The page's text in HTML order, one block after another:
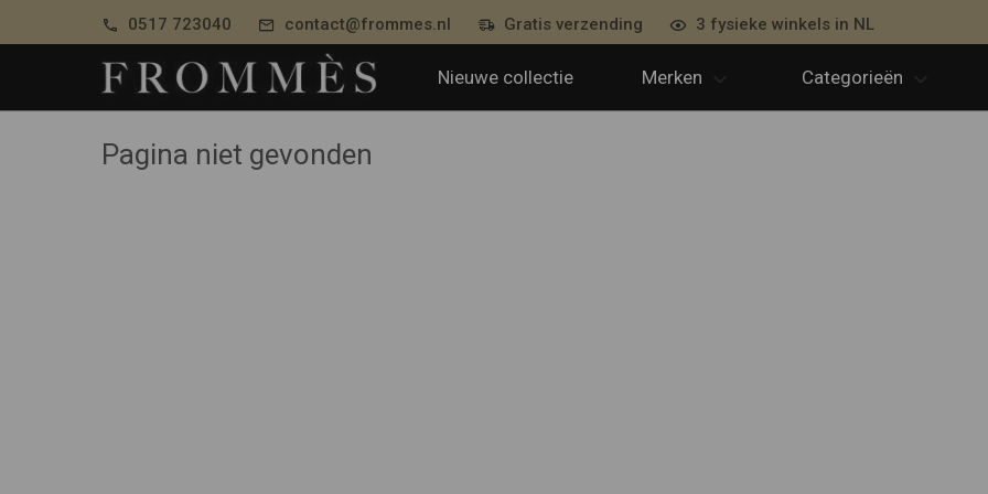
0517 723040 contact@frommes.nl Gratis verzending 3 fysieke winkels in NL
Nieuwe collectie Merken Categorieën
Pagina niet gevonden